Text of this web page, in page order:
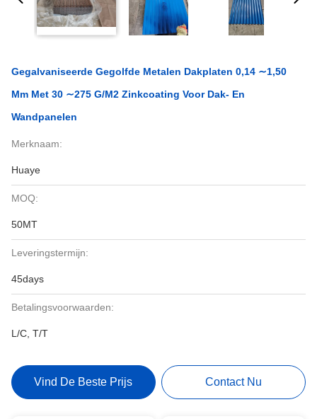
Gegalvaniseerde Gegolfde Metalen Dakplaten 0,14 ∼1,50
Mm Met 30 ∼275 G/m2 Zinkcoating Voor Dak- En
Wandpanelen
Merknaam:
Huaye
MOQ:
50MT
Leveringstermijn:
45days
Betalingsvoorwaarden:
L/C, T/T
Vind De Beste Prijs Contact Nu